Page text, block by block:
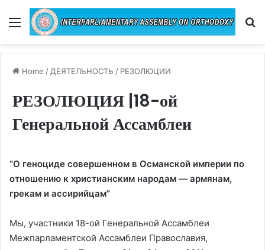
Menu
Home / ДЕЯТЕЛЬНОСТЬ / РЕЗОЛЮЦИИ
РЕЗОЛЮЦИЯ |18-ой
Генеральной Ассамблеи
“О геноциде совершенном в Османской империи по
отношению к христианским народам — армянам,
грекам и ассирийцам”
Мы, участники 18-ой Генеральной Ассамблеи
Межпарламентской Ассамблеи Православия,